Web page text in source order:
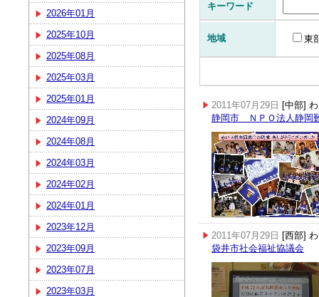
2026年01月
2025年10月
2025年08月
2025年03月
2025年01月
2024年09月
2024年08月
2024年03月
2024年02月
2024年01月
2023年12月
2023年09月
2023年07月
2023年03月
キーワード
地域 東
2011年07月29日 [中部]
静岡市 ＮＰＯ法人静岡
2011年07月29日 [西部]
袋井市社会福祉協議会